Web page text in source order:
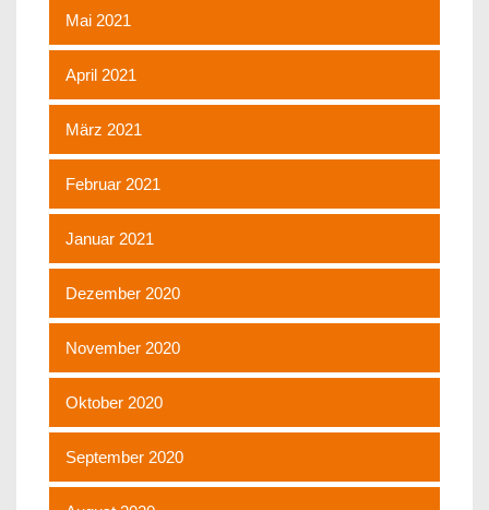
Mai 2021
April 2021
März 2021
Februar 2021
Januar 2021
Dezember 2020
November 2020
Oktober 2020
September 2020